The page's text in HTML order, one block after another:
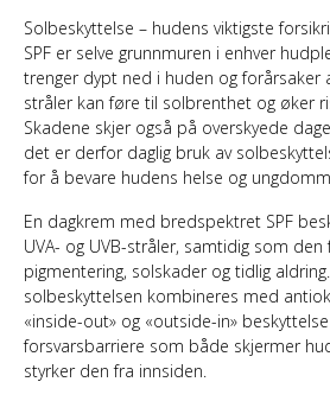
Solbeskyttelse – hudens viktigste
SPF er selve grunnmuren i enhver
trenger dypt ned i huden og forårsaker
stråler kan føre til solbrenthet og øker
Skadene skjer også på overskyede
det er derfor daglig bruk av
for å bevare hudens helse og
En dagkrem med bredspektret SPF
UVA- og UVB-stråler, samtidig som den
pigmentering, solskader og tidlig
solbeskyttelsen kombineres med
«inside-out» og «outside-in»
forsvarsbarriere som både skjermer
styrker den fra innsiden.